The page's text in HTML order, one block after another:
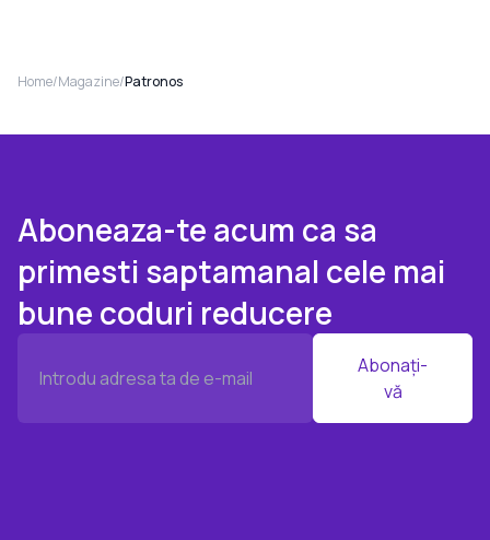
Home/Magazine/Patronos
Aboneaza-te acum ca sa
primesti saptamanal cele mai
bune coduri reducere
Abonați-
vă